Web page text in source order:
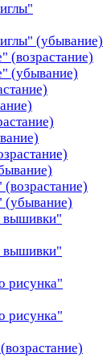
(убывание)
(возрастание)
(убывание)
(убывание)
вышивки"
вышивки"
рисунка"
рисунка"